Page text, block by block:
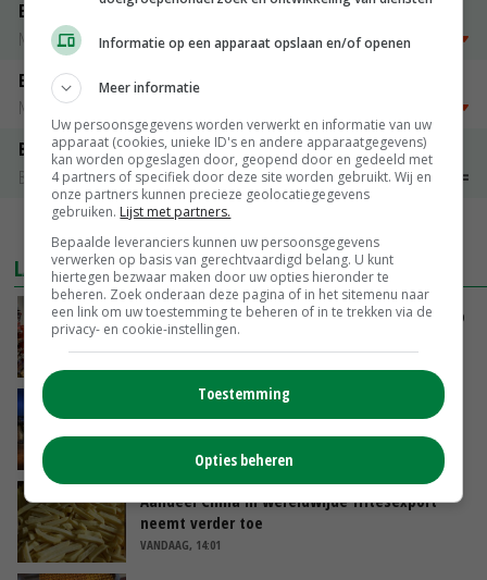
Emmeloord Tarwe
Noteringen
€ 205,00~ € 208,00
Emmeloord Schaaltjespeen
Noteringen
Bintje A 28/35
Bintje Info
€ 48,00~ € 52,00
LAATSTE NIEUWS
Oorlogen en El Niño stuwen voedselprijzen op
Nettowinst Royal A-ware onder druk ondanks
VANDAAG, 14:35
Aandeel China in wereldwijde fritesexport
neemt verder toe
VANDAAG, 14:01
Informatie op een apparaat opslaan en/of openen
Meer informatie
Uw persoonsgegevens worden verwerkt en informatie van uw
apparaat (cookies, unieke ID's en andere apparaatgegevens)
kan worden opgeslagen door, geopend door en gedeeld met
4 partners of specifiek door deze site worden gebruikt. Wij en
onze partners kunnen precieze geolocatiegegevens
gebruiken. Lijst met partners.
Bepaalde leveranciers kunnen uw persoonsgegevens
verwerken op basis van gerechtvaardigd belang. U kunt
hiertegen bezwaar maken door uw opties hieronder te
beheren. Zoek onderaan deze pagina of in het sitemenu naar
een link om uw toestemming te beheren of in te trekken via de
privacy- en cookie-instellingen.
Toestemming
Opties beheren